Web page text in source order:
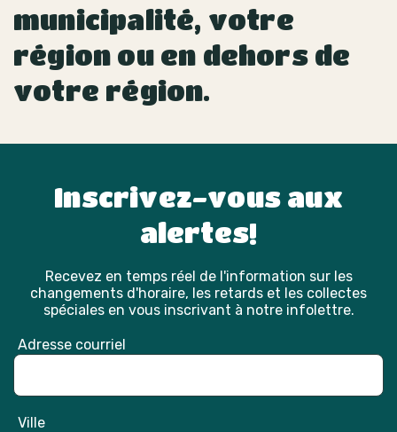
municipalité, votre
région ou en dehors de
votre région.
Inscrivez-vous aux
alertes!
Recevez en temps réel de l'information sur les
changements d'horaire, les retards et les collectes
spéciales en vous inscrivant à notre infolettre.
Adresse courriel
Ville